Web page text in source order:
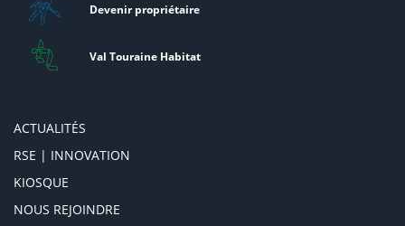
Devenir propriétaire
Val Touraine Habitat
ACTUALITÉS
RSE | INNOVATION
KIOSQUE
NOUS REJOINDRE